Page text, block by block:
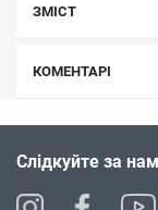
ЗМІСТ
КОМЕНТАРІ
Слідкуйте за